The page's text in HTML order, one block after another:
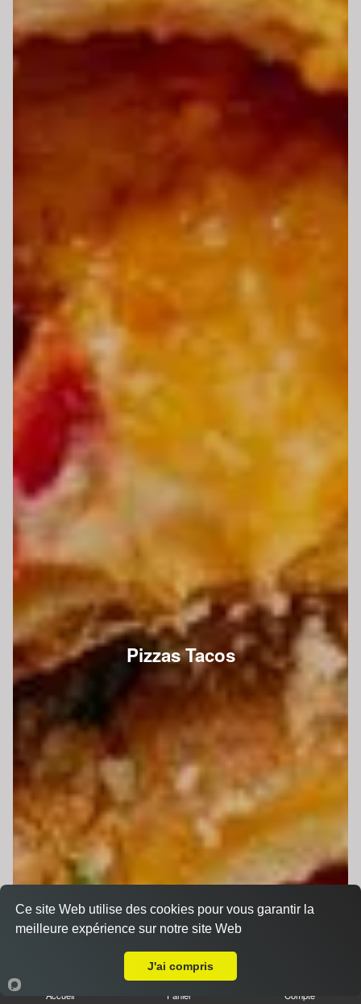
Pizzas Tacos
Accueil Panier Compte
Ce site Web utilise des cookies pour vous garantir la
meilleure expérience sur notre site Web
J'ai compris